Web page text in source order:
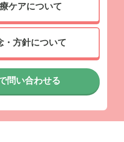
ケアについて
・方針について
問い合わせる